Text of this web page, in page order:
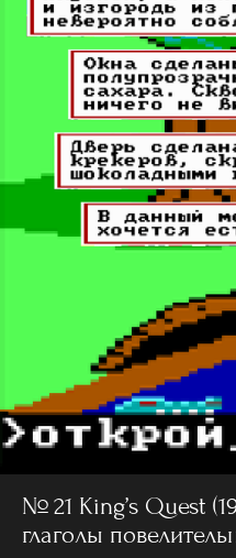
№ 21 King’s Quest
глаголы